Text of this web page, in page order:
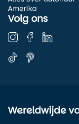
Amerika
Volg ons
Wereldwijde